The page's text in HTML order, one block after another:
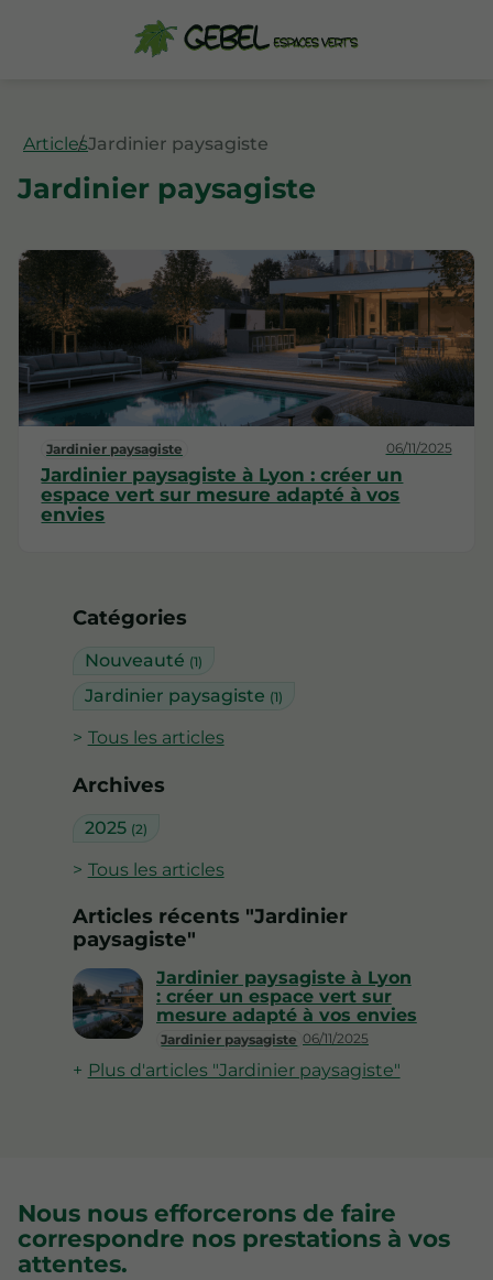
Catégories
Nouveauté (1)
Jardinier paysagiste (1)
Tous les articles
Archives
2025 (2)
Tous les articles
Articles récents "Jardinier
paysagiste"
Jardinier paysagiste 06/11/2025
Jardinier paysagiste à Lyon
: créer un espace vert sur
mesure adapté à vos envies
Plus d'articles "Jardinier paysagiste"
ArticlesJardinier paysagiste
Jardinier paysagiste
Jardinier paysagiste 06/11/2025
Jardinier paysagiste à Lyon : créer un
espace vert sur mesure adapté à vos
envies
Nous nous efforcerons de faire
correspondre nos prestations à vos
attentes.